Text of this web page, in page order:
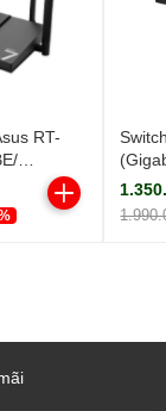
RT-
Ăng-ten
45User)